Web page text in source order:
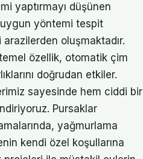
yaptırmayı düşünen
yöntemi tespit
oluşmaktadır.
özellik, otomatik çim
doğrudan etkiler.
sayesinde hem ciddi bir
Pursaklar
yağmurlama
kendi özel koşullarına